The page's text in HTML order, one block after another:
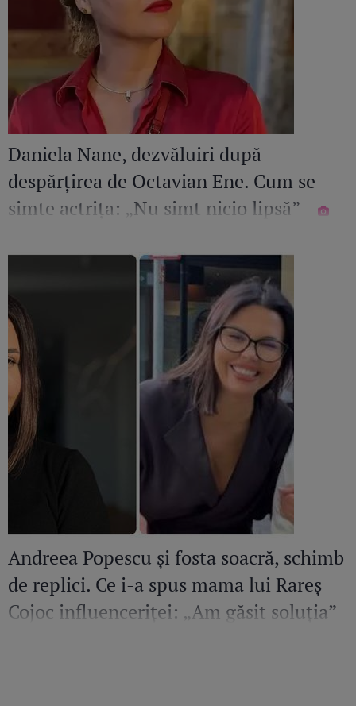
Daniela Nane, dezvăluiri după
despărțirea de Octavian Ene. Cum se
simte actrița: „Nu simt nicio lipsă”
Andreea Popescu și fosta soacră, schimb
de replici. Ce i-a spus mama lui Rareș
Cojoc influenceriței: „Am găsit soluția”